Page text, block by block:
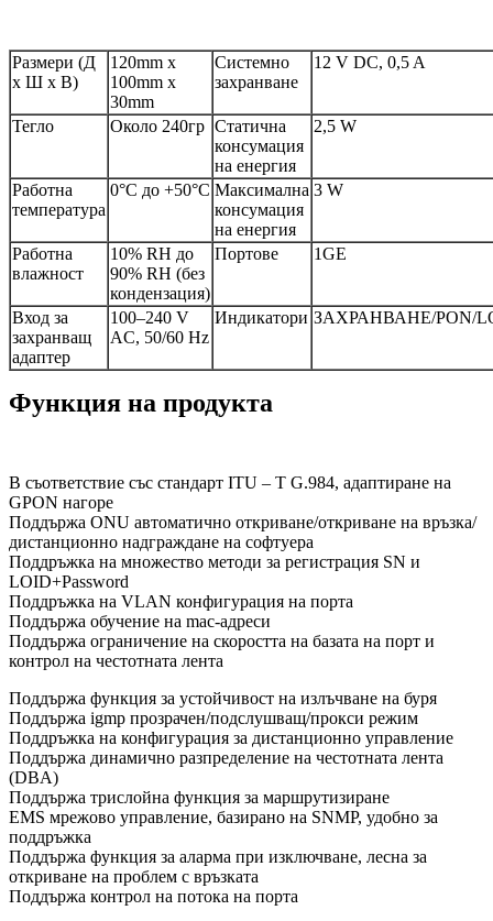
Размери (Д
x Ш x В)
120mm x
100mm x
30mm
Системно
захранване
12 V DC, 0,5 A
Тегло Около 240гр Статична
консумация
на енергия
2,5 W
Работна
температура
0°C до +50°C Максимална
консумация
на енергия
3 W
Работна
влажност
10% RH до
90% RH (без
кондензация)
Портове 1GE
Вход за
захранващ
адаптер
100–240 V
AC, 50/60 Hz
Индикатори ЗАХРАНВАНЕ/PON/
Функция на продукта
В съответствие със стандарт ITU – T G.984, адаптиране на
GPON нагоре
Поддържа ONU автоматично откриване/откриване на връзка/
дистанционно надграждане на софтуера
Поддръжка на множество методи за регистрация SN и
LOID+Password
Поддръжка на VLAN конфигурация на порта
Поддържа обучение на mac-адреси
Поддържа ограничение на скоростта на базата на порт и
контрол на честотната лента
Поддържа функция за устойчивост на излъчване на буря
Поддържа igmp прозрачен/подслушващ/прокси режим
Поддръжка на конфигурация за дистанционно управление
Поддържа динамично разпределение на честотната лента
(DBA)
Поддържа трислойна функция за маршрутизиране
EMS мрежово управление, базирано на SNMP, удобно за
поддръжка
Поддържа функция за аларма при изключване, лесна за
откриване на проблем с връзката
Поддържа контрол на потока на порта